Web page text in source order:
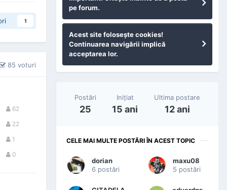
1
85 voturi
62
22
1
0
pe forum.
Acest site foloseşte cookies!
Continuarea navigării implică
acceptarea lor.
Postări
25
Iniţiat
15 ani
Ultima postare
12 ani
CELE MAI MULTE POSTĂRI ÎN ACEST TOPIC
dorian
6 postări
maxu08
5 postări